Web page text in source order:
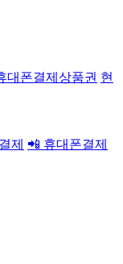
대폰결제상품권 현
제 📲 휴대폰결제